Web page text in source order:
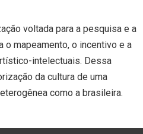
voltada para a pesquisa e a
o mapeamento, o incentivo e a
intelectuais. Dessa
da cultura de uma
como a brasileira.